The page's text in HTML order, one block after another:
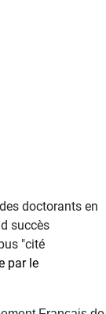
doctorants en
succès
"cité
par le